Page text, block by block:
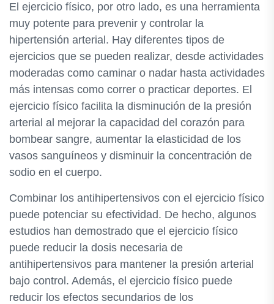
El ejercicio físico, por otro lado, es una herramienta
muy potente para prevenir y controlar la
hipertensión arterial. Hay diferentes tipos de
ejercicios que se pueden realizar, desde actividades
moderadas como caminar o nadar hasta actividades
más intensas como correr o practicar deportes. El
ejercicio físico facilita la disminución de la presión
arterial al mejorar la capacidad del corazón para
bombear sangre, aumentar la elasticidad de los
vasos sanguíneos y disminuir la concentración de
sodio en el cuerpo.
Combinar los antihipertensivos con el ejercicio físico
puede potenciar su efectividad. De hecho, algunos
estudios han demostrado que el ejercicio físico
puede reducir la dosis necesaria de
antihipertensivos para mantener la presión arterial
bajo control. Además, el ejercicio físico puede
reducir los efectos secundarios de los